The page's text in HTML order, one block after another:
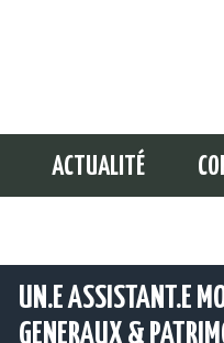
ACTUALITÉ
UN.E ASSISTANT.E
GENERAUX &